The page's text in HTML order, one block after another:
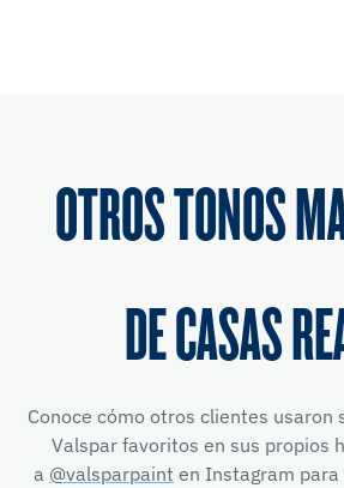
OTROS TONOS
DE CASAS
Conoce cómo otros clientes usaron
Valspar favoritos en sus propios
a @valsparpaint en Instagram